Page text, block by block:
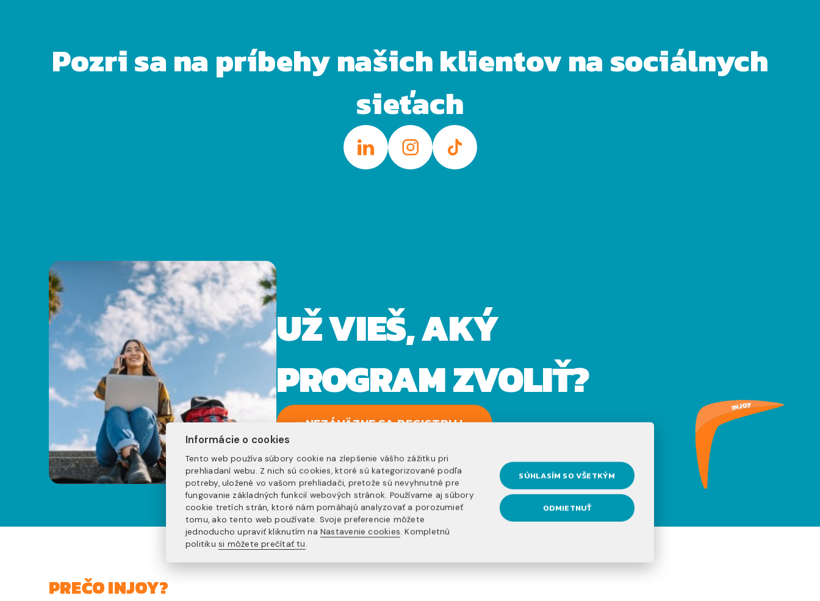
Pozri sa na príbehy našich klientov na sociálnych
sieťach
UŽ VIEŠ, AKÝ
PROGRAM ZVOLIŤ?
NEZÁVÄZNE SA REGISTRUJ
PREČO INJOY?
Informácie o cookies
Tento web používa súbory cookie na zlepšenie vášho zážitku pri
prehliadaní webu. Z nich sú cookies, ktoré sú kategorizované podľa
potreby, uložené vo vašom prehliadači, pretože sú nevyhnutné pre
fungovanie základných funkcií webových stránok. Používame aj súbory
cookie tretích strán, ktoré nám pomáhajú analyzovať a porozumieť
tomu, ako tento web používate. Svoje preferencie môžete
jednoducho upraviť kliknutím naNastavenie cookies. Kompletnú
politiku si môžete prečítať tu.
SÚHLASÍM SO VŠETKÝM
ODMIETNUŤ